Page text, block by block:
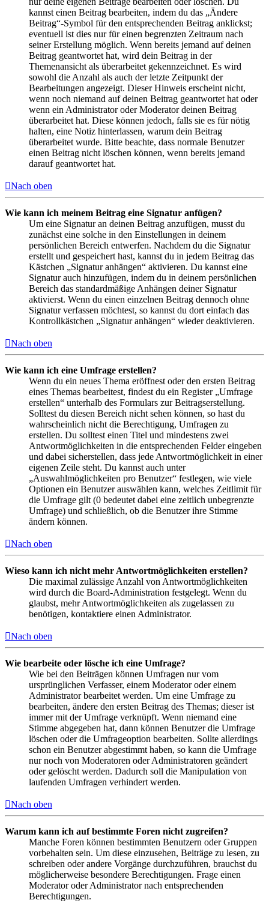
kannst einen Beitrag bearbeiten, indem du das „Ändere
Beitrag“-Symbol für den entsprechenden Beitrag anklickst;
eventuell ist dies nur für einen begrenzten Zeitraum nach
seiner Erstellung möglich. Wenn bereits jemand auf deinen
Beitrag geantwortet hat, wird dein Beitrag in der
Themenansicht als überarbeitet gekennzeichnet. Es wird
sowohl die Anzahl als auch der letzte Zeitpunkt der
Bearbeitungen angezeigt. Dieser Hinweis erscheint nicht,
wenn noch niemand auf deinen Beitrag geantwortet hat oder
wenn ein Administrator oder Moderator deinen Beitrag
überarbeitet hat. Diese können jedoch, falls sie es für nötig
halten, eine Notiz hinterlassen, warum dein Beitrag
überarbeitet wurde. Bitte beachte, dass normale Benutzer
einen Beitrag nicht löschen können, wenn bereits jemand
darauf geantwortet hat.
Nach oben
Wie kann ich meinem Beitrag eine Signatur anfügen?
Um eine Signatur an deinen Beitrag anzufügen, musst du
zunächst eine solche in den Einstellungen in deinem
persönlichen Bereich entwerfen. Nachdem du die Signatur
erstellt und gespeichert hast, kannst du in jedem Beitrag das
Kästchen „Signatur anhängen“ aktivieren. Du kannst eine
Signatur auch hinzufügen, indem du in deinem persönlichen
Bereich das standardmäßige Anhängen deiner Signatur
aktivierst. Wenn du einen einzelnen Beitrag dennoch ohne
Signatur verfassen möchtest, so kannst du dort einfach das
Kontrollkästchen „Signatur anhängen“ wieder deaktivieren.
Nach oben
Wie kann ich eine Umfrage erstellen?
Wenn du ein neues Thema eröffnest oder den ersten Beitrag
eines Themas bearbeitest, findest du ein Register „Umfrage
erstellen“ unterhalb des Formulars zur Beitragserstellung.
Solltest du diesen Bereich nicht sehen können, so hast du
wahrscheinlich nicht die Berechtigung, Umfragen zu
erstellen. Du solltest einen Titel und mindestens zwei
Antwortmöglichkeiten in die entsprechenden Felder eingeben
und dabei sicherstellen, dass jede Antwortmöglichkeit in einer
eigenen Zeile steht. Du kannst auch unter
„Auswahlmöglichkeiten pro Benutzer“ festlegen, wie viele
Optionen ein Benutzer auswählen kann, welches Zeitlimit für
die Umfrage gilt (0 bedeutet dabei eine zeitlich unbegrenzte
Umfrage) und schließlich, ob die Benutzer ihre Stimme
ändern können.
Nach oben
Wieso kann ich nicht mehr Antwortmöglichkeiten erstellen?
Die maximal zulässige Anzahl von Antwortmöglichkeiten
wird durch die Board-Administration festgelegt. Wenn du
glaubst, mehr Antwortmöglichkeiten als zugelassen zu
benötigen, kontaktiere einen Administrator.
Nach oben
Wie bearbeite oder lösche ich eine Umfrage?
Wie bei den Beiträgen können Umfragen nur vom
ursprünglichen Verfasser, einem Moderator oder einem
Administrator bearbeitet werden. Um eine Umfrage zu
bearbeiten, ändere den ersten Beitrag des Themas; dieser ist
immer mit der Umfrage verknüpft. Wenn niemand eine
Stimme abgegeben hat, dann können Benutzer die Umfrage
löschen oder die Umfrageoption bearbeiten. Sollte allerdings
schon ein Benutzer abgestimmt haben, so kann die Umfrage
nur noch von Moderatoren oder Administratoren geändert
oder gelöscht werden. Dadurch soll die Manipulation von
laufenden Umfragen verhindert werden.
Nach oben
Warum kann ich auf bestimmte Foren nicht zugreifen?
Manche Foren können bestimmten Benutzern oder Gruppen
vorbehalten sein. Um diese einzusehen, Beiträge zu lesen, zu
schreiben oder andere Vorgänge durchzuführen, brauchst du
möglicherweise besondere Berechtigungen. Frage einen
Moderator oder Administrator nach entsprechenden
Berechtigungen.